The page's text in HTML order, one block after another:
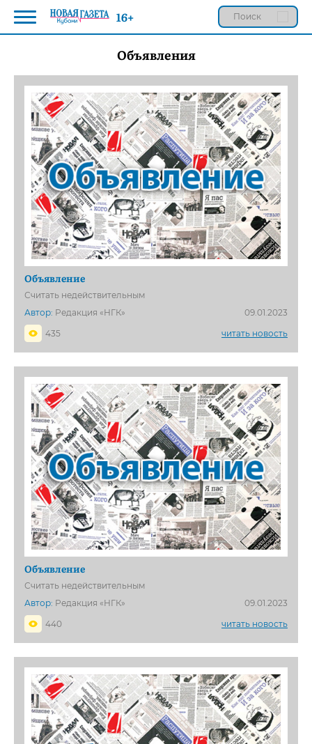
Объявления
Объявление
Считать недействительным
Автор: Редакция «НГК»
09.01.2023
435
читать новость
Объявление
Считать недействительным
Автор: Редакция «НГК»
09.01.2023
440
читать новость
16+